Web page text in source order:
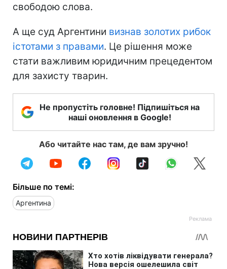
свободою слова.
А ще суд Аргентини визнав золотих рибок
істотами з правами. Це рішення може
стати важливим юридичним прецедентом
для захисту тварин.
Не пропустіть головне! Підпишіться на
наші оновлення в Google!
Або читайте нас там, де вам зручно!
Більше по темі:
Аргентина